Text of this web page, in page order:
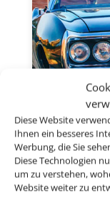
Diese Website
Ihnen ein besseres
Werbung, die Sie
Diese Technologien
um zu verstehen,
Website weiter zu